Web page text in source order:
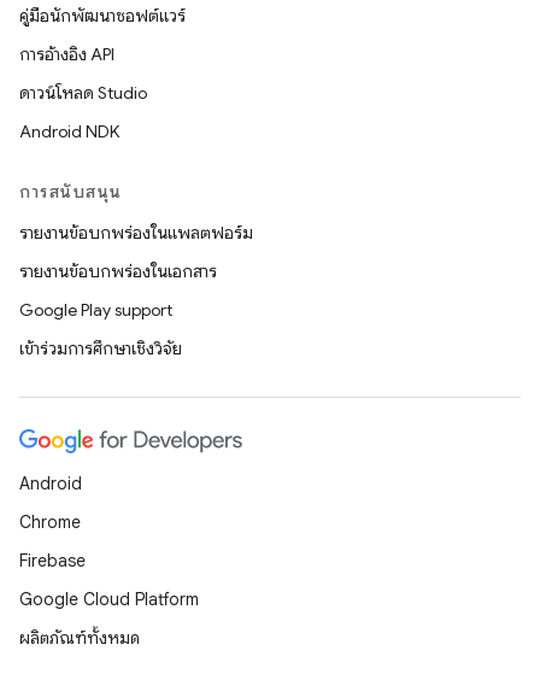
คู่มือนักพัฒนาซอฟต์แวร์
การอ้างอิง API
ดาวน์โหลด Studio
Android NDK
การสนับสนุน
รายงานข้อบกพร่องในแพลตฟอร์ม
รายงานข้อบกพร่องในเอกสาร
Google Play support
เข้าร่วมการศึกษาเชิงวิจัย
Android
Chrome
Firebase
Google Cloud Platform
ผลิตภัณฑ์ทั้งหมด